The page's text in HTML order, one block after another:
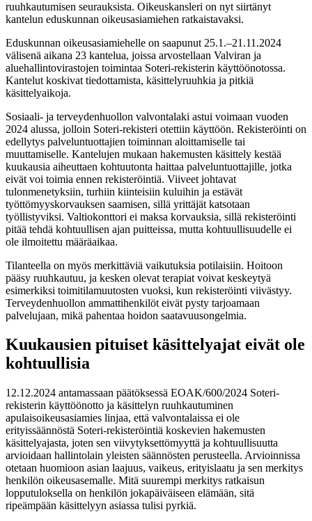
ruuhkautumisen seurauksista. Oikeuskansleri on nyt siirtänyt
kantelun eduskunnan oikeusasiamiehen ratkaistavaksi.
Eduskunnan oikeusasiamiehelle on saapunut 25.1.–21.11.2024
välisenä aikana 23 kantelua, joissa arvostellaan Valviran ja
aluehallintovirastojen toimintaa Soteri-rekisterin käyttöönotossa.
Kantelut koskivat tiedottamista, käsittelyruuhkia ja pitkiä
käsittelyaikoja.
Sosiaali- ja terveydenhuollon valvontalaki astui voimaan vuoden
2024 alussa, jolloin Soteri-rekisteri otettiin käyttöön. Rekisteröinti on
edellytys palveluntuottajien toiminnan aloittamiselle tai
muuttamiselle. Kantelujen mukaan hakemusten käsittely kestää
kuukausia aiheuttaen kohtuutonta haittaa palveluntuottajille, jotka
eivät voi toimia ennen rekisteröintiä. Viiveet johtavat
tulonmenetyksiin, turhiin kiinteisiin kuluihin ja estävät
työttömyyskorvauksen saamisen, sillä yrittäjät katsotaan
työllistyviksi. Valtiokonttori ei maksa korvauksia, sillä rekisteröinti
pitää tehdä kohtuullisen ajan puitteissa, mutta kohtuullisuudelle ei
ole ilmoitettu määräaikaa.
Tilanteella on myös merkittäviä vaikutuksia potilaisiin. Hoitoon
pääsy ruuhkautuu, ja kesken olevat terapiat voivat keskeytyä
esimerkiksi toimitilamuutosten vuoksi, kun rekisteröinti viivästyy.
Terveydenhuollon ammattihenkilöt eivät pysty tarjoamaan
palvelujaan, mikä pahentaa hoidon saatavuusongelmia.
Kuukausien pituiset käsittelyajat eivät ole
kohtuullisia
12.12.2024 antamassaan päätöksessä EOAK/600/2024 Soteri-
rekisterin käyttöönotto ja käsittelyn ruuhkautuminen
apulaisoikeusasiamies linjaa, että valvontalaissa ei ole
erityissäännöstä Soteri-rekisteröintiä koskevien hakemusten
käsittelyajasta, joten sen viivytyksettömyyttä ja kohtuullisuutta
arvioidaan hallintolain yleisten säännösten perusteella. Arvioinnissa
otetaan huomioon asian laajuus, vaikeus, erityislaatu ja sen merkitys
henkilön oikeusasemalle. Mitä suurempi merkitys ratkaisun
lopputuloksella on henkilön jokapäiväiseen elämään, sitä
ripeämpään käsittelyyn asiassa tulisi pyrkiä.